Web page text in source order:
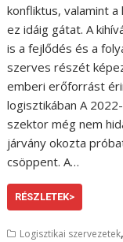
konfliktus, valamint
ez idáig gátat. A
is a fejlődés és a
szerves részét
emberi erőforrást
logisztikában A
szektor még nem
járvány okozta
csöppent. A…
RÉSZLETEK>
Logisztikai szervezetek,